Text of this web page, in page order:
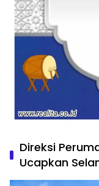
Direksi
Ucapkan